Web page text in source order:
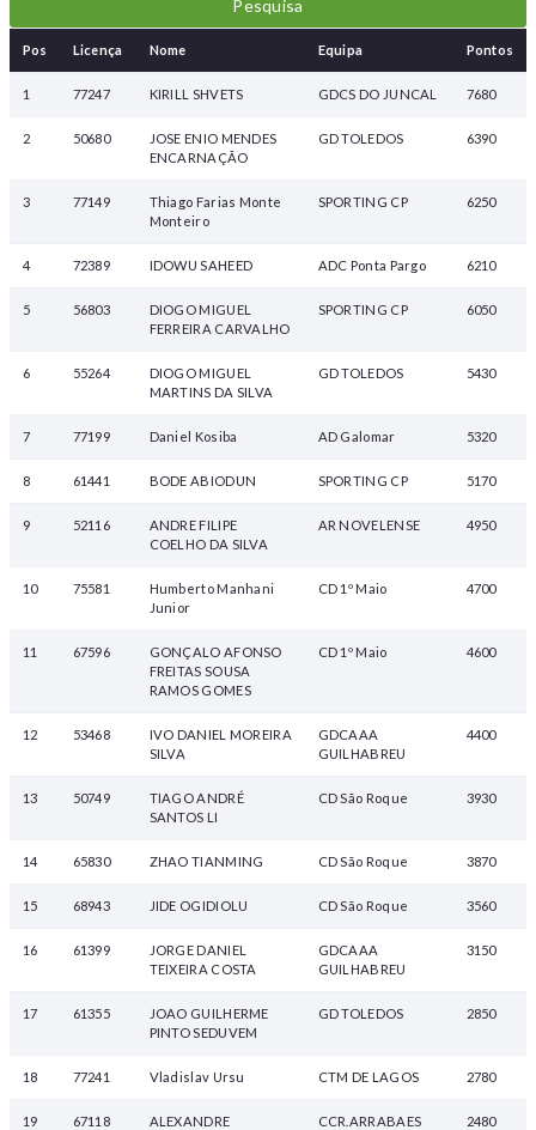
Pos Licença Nome Equipa Pontos
1 77247 KIRILL SHVETS GDCS DO JUNCAL 7680
2 50680
JOSE ENIO MENDES
ENCARNAÇÃO
GD TOLEDOS 6390
3 77149
Thiago Farias Monte
Monteiro
SPORTING CP 6250
4 72389 IDOWU SAHEED ADC Ponta Pargo 6210
5 56803
DIOGO MIGUEL
FERREIRA CARVALHO
SPORTING CP 6050
6 55264
DIOGO MIGUEL
MARTINS DA SILVA
GD TOLEDOS 5430
7 77199 Daniel Kosiba AD Galomar 5320
8 61441 BODE ABIODUN SPORTING CP 5170
9 52116
ANDRE FILIPE
COELHO DA SILVA
AR NOVELENSE 4950
10 75581
Humberto Manhani
Junior
CD 1º Maio 4700
11 67596
GONÇALO AFONSO
FREITAS SOUSA
RAMOS GOMES
CD 1º Maio 4600
12 53468
IVO DANIEL MOREIRA
SILVA
GDCAAA
GUILHABREU
4400
13 50749
TIAGO ANDRÉ
SANTOS LI
CD São Roque 3930
14 65830 ZHAO TIANMING CD São Roque 3870
15 68943 JIDE OGIDIOLU CD São Roque 3560
16 61399
JORGE DANIEL
TEIXEIRA COSTA
GDCAAA
GUILHABREU
3150
17 61355
JOAO GUILHERME
PINTO SEDUVEM
GD TOLEDOS 2850
18 77241 Vladislav Ursu CTM DE LAGOS 2780
19 67118
ALEXANDRE
CCR.ARRABAES 2480